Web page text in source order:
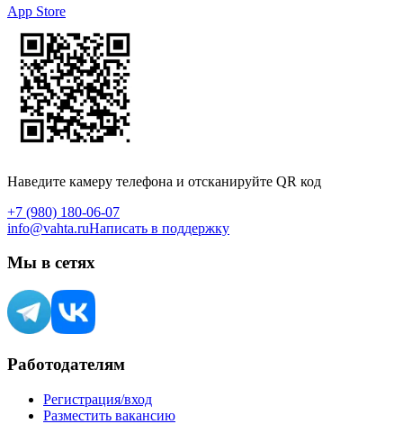
App Store
Наведите камеру телефона и отсканируйте QR код
+7 (980) 180-06-07
info@vahta.ruНаписать в поддержку
Мы в сетях
Работодателям
Регистрация/вход
Разместить вакансию